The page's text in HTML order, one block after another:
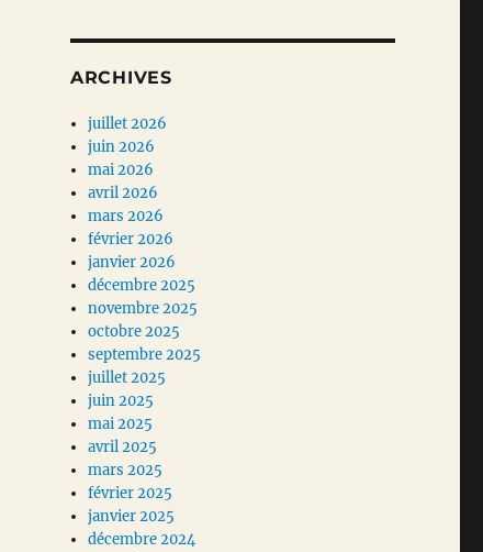
ARCHIVES
juillet 2026
juin 2026
mai 2026
avril 2026
mars 2026
février 2026
janvier 2026
décembre 2025
novembre 2025
octobre 2025
septembre 2025
juillet 2025
juin 2025
mai 2025
avril 2025
mars 2025
février 2025
janvier 2025
décembre 2024